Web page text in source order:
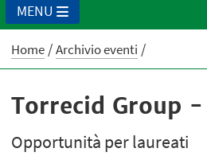
MENU
Home Archivio eventi
Torrecid Group -
Opportunità per laureati